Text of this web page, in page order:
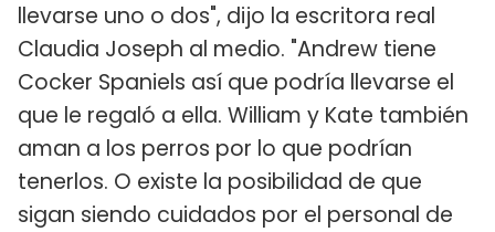
llevarse uno o dos", dijo la escritora real
Claudia Joseph al medio. "Andrew tiene
Cocker Spaniels así que podría llevarse el
que le regaló a ella. William y Kate también
aman a los perros por lo que podrían
tenerlos. O existe la posibilidad de que
sigan siendo cuidados por el personal de